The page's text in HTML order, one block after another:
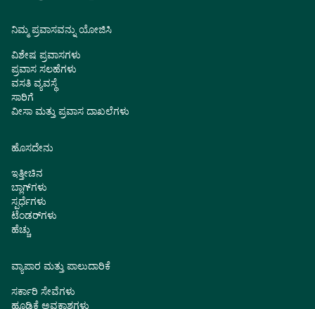
ನಿಮ್ಮ ಪ್ರವಾಸವನ್ನು ಯೋಜಿಸಿ
ವಿಶೇಷ ಪ್ರವಾಸಗಳು
ಪ್ರವಾಸ ಸಲಹೆಗಳು
ವಸತಿ ವ್ಯವಸ್ಥೆ
ಸಾರಿಗೆ
ವೀಸಾ ಮತ್ತು ಪ್ರವಾಸ ದಾಖಲೆಗಳು
ಹೊಸದೇನು
ಇತ್ತೀಚಿನ
ಬ್ಲಾಗ್‌ಗಳು
ಸ್ಪರ್ಧೆಗಳು
ಟೆಂಡರ್‌ಗಳು
ಹೆಚ್ಚು
ವ್ಯಾಪಾರ ಮತ್ತು ಪಾಲುದಾರಿಕೆ
ಸರ್ಕಾರಿ ಸೇವೆಗಳು
ಹೂಡಿಕೆ ಅವಕಾಶಗಳು